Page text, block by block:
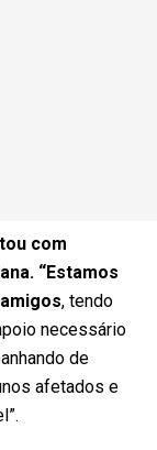
com
“Estamos
, tendo
necessário
de
afetados e